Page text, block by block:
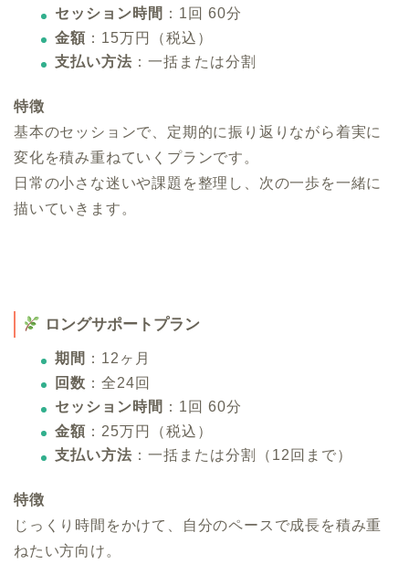
セッション時間 ：1回 60分
金額 ：15万円（税込）
支払い方法 ：一括または分割
特徴
基本のセッションで、定期的に振り返りながら着実に
変化を積み重ねていくプランです。
日常の小さな迷いや課題を整理し、次の一歩を一緒に
描いていきます。
ロングサポートプラン
期間 ：12ヶ月
回数 ：全24回
セッション時間 ：1回 60分
金額 ：25万円（税込）
支払い方法 ：一括または分割（12回まで）
特徴
じっくり時間をかけて、自分のペースで成長を積み重
ねたい方向け。